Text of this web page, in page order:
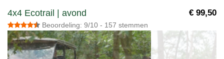
4x4 Ecotrail | avond € 99,50
Beoordeling: 9/10 - 157 stemmen